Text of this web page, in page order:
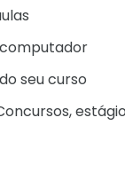
seu curso
oncursos,